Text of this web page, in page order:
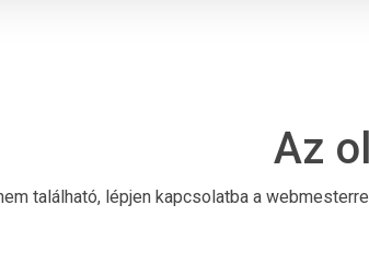
Az
található, lépjen kapcsolatba a